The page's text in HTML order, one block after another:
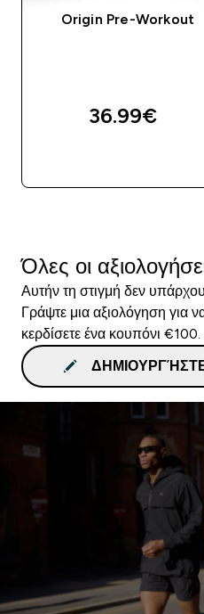
Origin Pre-Workout
36.99€‎
Όλες οι
Αυτήν τη στιγμή δεν
Γράψτε μια αξιολόγηση για
κερδίσετε ένα κουπόνι €100.